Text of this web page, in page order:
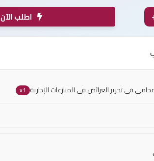
اطلب الآن
في تحرير العرائض في المنازعات الإدارية x1